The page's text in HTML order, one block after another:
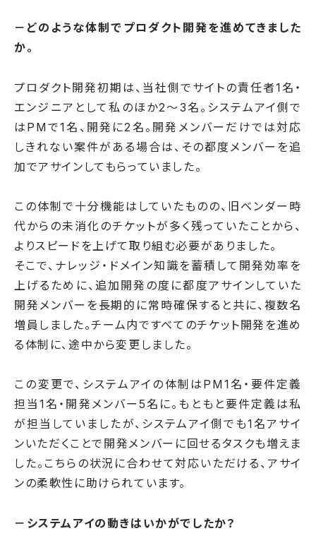
－どのような体制でプロダクト開発を進めてきました
か。
プロダクト開発初期は、当社側でサイトの責任者1名・
エンジニアとして私のほか2〜3名。システムアイ側で
はPMで1名、開発に2名。開発メンバーだけでは対応
しきれない案件がある場合は、その都度メンバーを追
加でアサインしてもらっていました。
この体制で十分機能はしていたものの、旧ベンダー時
代からの未消化のチケットが多く残っていたことから、
よりスピードを上げて取り組む必要がありました。
そこで、ナレッジ・ドメイン知識を蓄積して開発効率を
上げるために、追加開発の度に都度アサインしていた
開発メンバーを長期的に常時確保すると共に、複数名
増員しました。チーム内ですべてのチケット開発を進め
る体制に、途中から変更しました。
この変更で、システムアイの体制はPM1名・要件定義
担当1名・開発メンバー5名に。もともと要件定義は私
が担当していましたが、システムアイ側でも1名アサイ
ンいただくことで開発メンバーに回せるタスクも増えま
した。こちらの状況に合わせて対応いただける、アサイ
ンの柔軟性に助けられています。
－システムアイの動きはいかがでしたか？